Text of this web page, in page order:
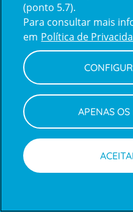
Centro de Apoio ao Cliente |
(ponto 5.7).
Para consultar mais
em Política de
APENAS OS